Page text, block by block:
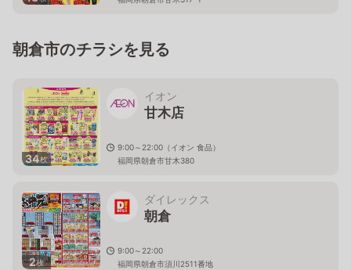
朝倉市のチラシを見る
34枚
イオン
甘木店
9:00～22:00（イオン 食品）
福岡県朝倉市甘木380
2枚
ダイレックス
朝倉
9:00～22:00
福岡県朝倉市須川2511番地